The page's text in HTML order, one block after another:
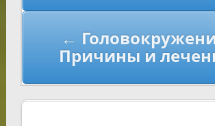
←
Причины и